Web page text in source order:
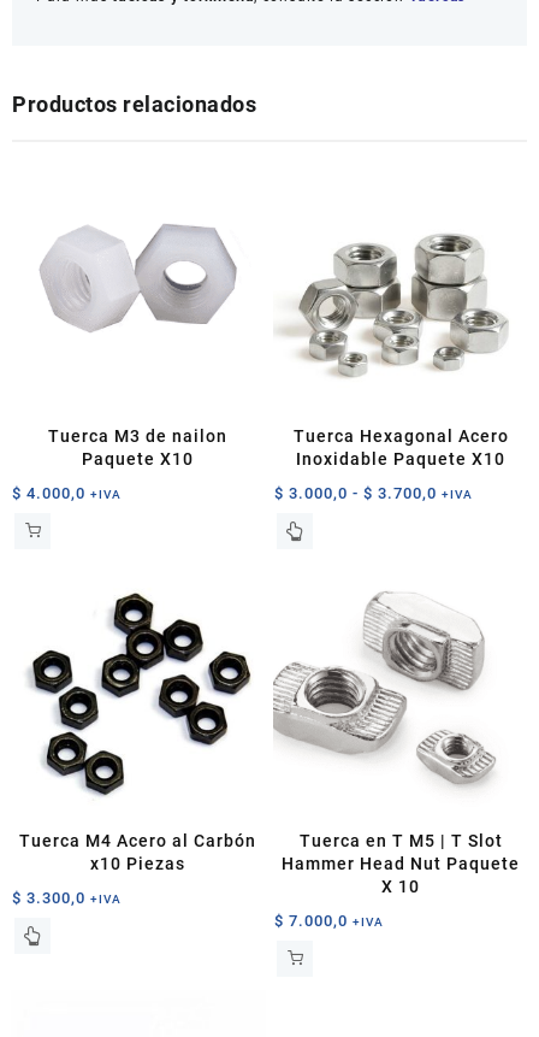
Productos relacionados
Tuerca M3 de nailon
Paquete X10
$ 4.000,0 +IVA
Tuerca Hexagonal Acero
Inoxidable Paquete X10
$ 3.000,0 - $ 3.700,0 Rango
hasta
$ 3.700,0
+IVA
Este
opciones
se
pueden
elegir
Tuerca M4 Acero al Carbón
x10 Piezas
$ 3.300,0 +IVA
Tuerca en T M5 | T Slot
Hammer Head Nut Paquete
X 10
$ 7.000,0 +IVA